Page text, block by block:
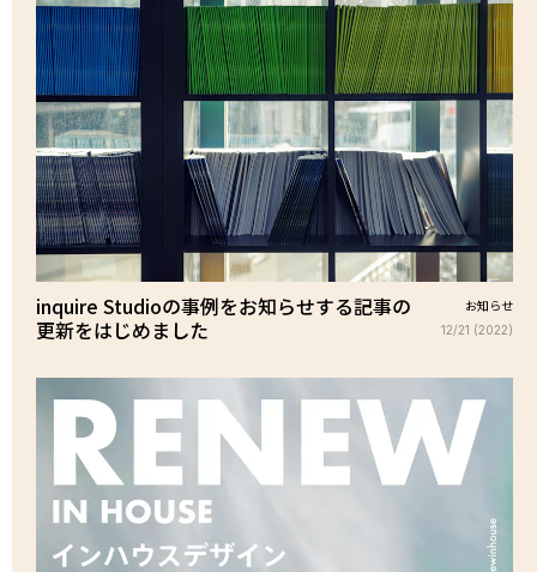
inquire Studioの事例をお知らせする記事の
更新をはじめました
お知らせ
12/21 (2022)